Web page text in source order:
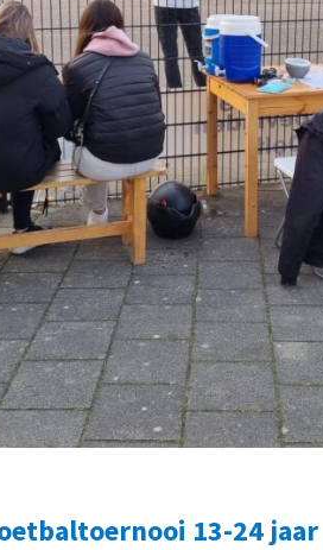
13-24 jaar